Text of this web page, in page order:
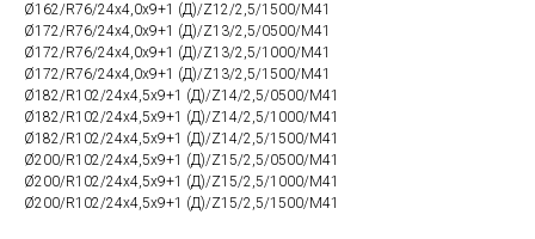
Ø162/R76/24х4,0х9+1 (Д)/Z12/2,5/1500/М41
Ø172/R76/24х4,0х9+1 (Д)/Z13/2,5/0500/М41
Ø172/R76/24х4,0х9+1 (Д)/Z13/2,5/1000/М41
Ø172/R76/24х4,0х9+1 (Д)/Z13/2,5/1500/М41
Ø182/R102/24х4,5х9+1 (Д)/Z14/2,5/0500/М41
Ø182/R102/24х4,5х9+1 (Д)/Z14/2,5/1000/М41
Ø182/R102/24х4,5х9+1 (Д)/Z14/2,5/1500/М41
Ø200/R102/24х4,5х9+1 (Д)/Z15/2,5/0500/М41
Ø200/R102/24х4,5х9+1 (Д)/Z15/2,5/1000/М41
Ø200/R102/24х4,5х9+1 (Д)/Z15/2,5/1500/М41